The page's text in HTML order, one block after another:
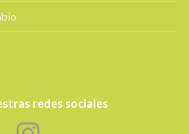
redes sociales